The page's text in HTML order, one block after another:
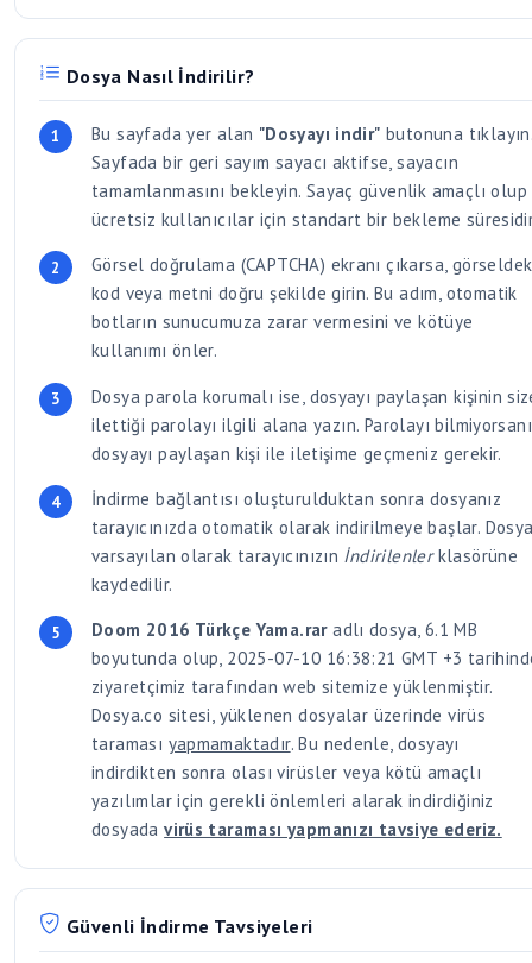
Dosya Nasıl İndirilir?
Bu sayfada yer alan "Dosyayı indir" butonuna
Sayfada bir geri sayım sayacı aktifse, sayacın
tamamlanmasını bekleyin. Sayaç güvenlik amaçlı olup
ücretsiz kullanıcılar için standart bir bekleme
Görsel doğrulama (CAPTCHA) ekranı çıkarsa,
kod veya metni doğru şekilde girin. Bu adım, otomatik
botların sunucumuza zarar vermesini ve kötüye
kullanımı önler.
Dosya parola korumalı ise, dosyayı paylaşan kişinin
ilettiği parolayı ilgili alana yazın. Parolayı
dosyayı paylaşan kişi ile iletişime geçmeniz gerekir.
İndirme bağlantısı oluşturulduktan sonra dosyanız
tarayıcınızda otomatik olarak indirilmeye başlar.
varsayılan olarak tarayıcınızın İndirilenlerklasörüne
kaydedilir.
Doom 2016 Türkçe Yama.raradlı dosya, 6.1 MB
boyutunda olup, 2025-07-10 16:38:21 GMT +3
ziyaretçimiz tarafından web sitemize yüklenmiştir.
Dosya.co sitesi, yüklenen dosyalar üzerinde virüs
taraması yapmamaktadır. Bu nedenle, dosyayı
indirdikten sonra olası virüsler veya kötü amaçlı
yazılımlar için gerekli önlemleri alarak indirdiğiniz
dosyadavirüs taraması yapmanızı tavsiye ederiz.
Güvenli İndirme Tavsiyeleri